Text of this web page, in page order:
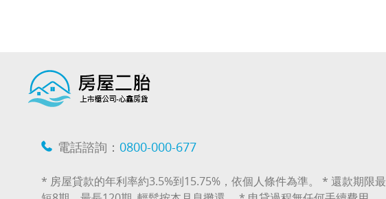
電話諮詢： 0800-000-677
* 房屋貸款的年利率約3.5%到15.75%，依個人條件為準。 * 還款期限最